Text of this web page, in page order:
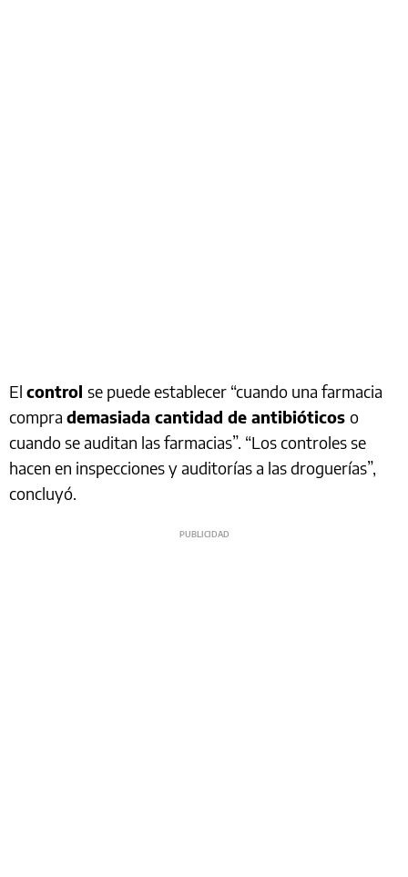
El control se puede establecer “cuando una farmacia
compra demasiada cantidad de antibióticos o
cuando se auditan las farmacias”. “Los controles se
hacen en inspecciones y auditorías a las droguerías”,
concluyó.